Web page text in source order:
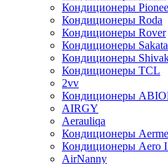
Кондиционеры
Кондиционеры Roda
Кондиционеры Rover
Кондиционеры Sakata
Кондиционеры
Кондиционеры TCL
2vv
Кондиционеры
AIRGY
Aerauliqa
Кондиционеры
Кондиционеры Aero
AirNanny